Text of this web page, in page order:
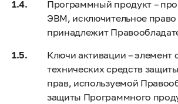
Программный продукт –
ЭВМ, исключительное
принадлежит
Ключи активации – элемент
технических средств
прав, используемой
защиты Программного